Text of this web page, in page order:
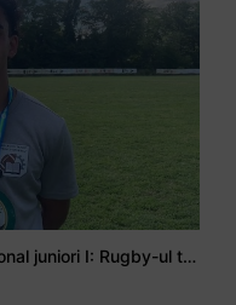
Mohamed Salhi, vicecampion național juniori I: Rugby-ul te învață să accepți și înfrângerile